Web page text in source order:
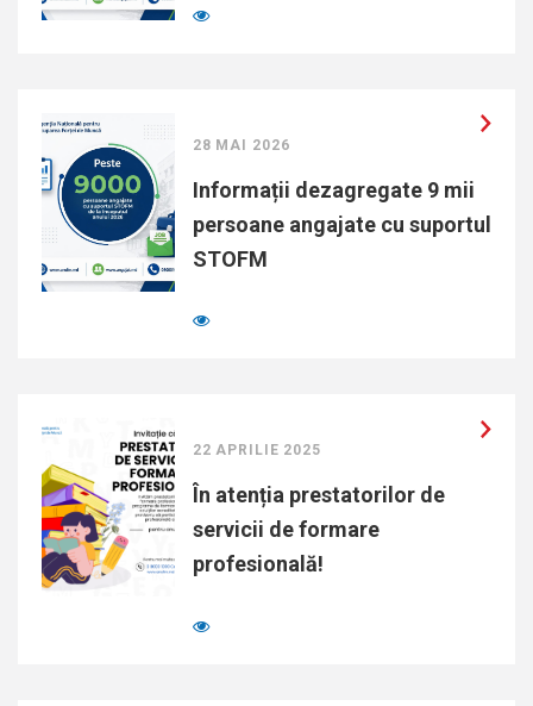
28 MAI 2026
Informații dezagregate 9 mii
persoane angajate cu suportul
STOFM
22 APRILIE 2025
În atenția prestatorilor de
servicii de formare
profesională!